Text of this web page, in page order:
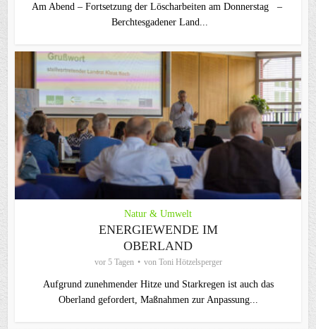
Am Abend – Fortsetzung der Löscharbeiten am Donnerstag –
Berchtesgadener Land...
Natur & Umwelt
ENERGIEWENDE IM
OBERLAND
vor 5 Tagen von Toni Hötzelsperger
Aufgrund zunehmender Hitze und Starkregen ist auch das
Oberland gefordert, Maßnahmen zur Anpassung...